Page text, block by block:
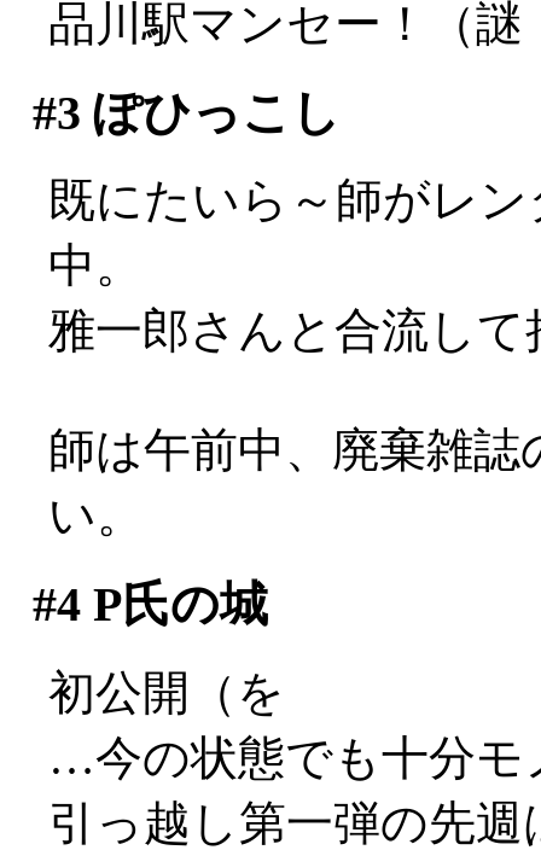
品川駅マンセー！（謎
#3 ぽひっこし
既にたいら～師がレ
中。
雅一郎さんと合流し
師は午前中、廃棄雑
い。
#4P氏の城
初公開（を
…今の状態でも十分モ
引っ越し第一弾の先